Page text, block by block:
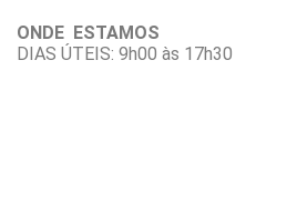
ONDE ESTAMOS
DIAS ÚTEIS: 9h00 às 17h30